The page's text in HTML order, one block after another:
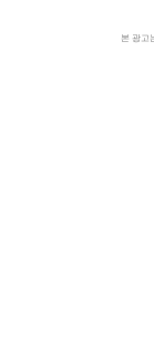
본 광고